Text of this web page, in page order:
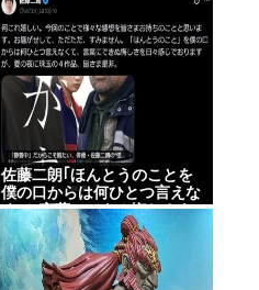
佐藤二朗｢ほんとうのことを
僕の口からは何ひとつ言えな
くて､言葉にできぬ悔しさを
日々感じております｣